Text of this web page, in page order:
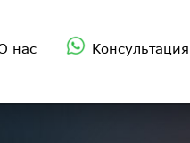
нас Консультация